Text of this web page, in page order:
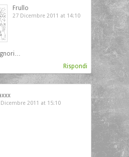
Frullo
27 Dicembre 2011 at 14:10
Rispondi
2011 at 15:10